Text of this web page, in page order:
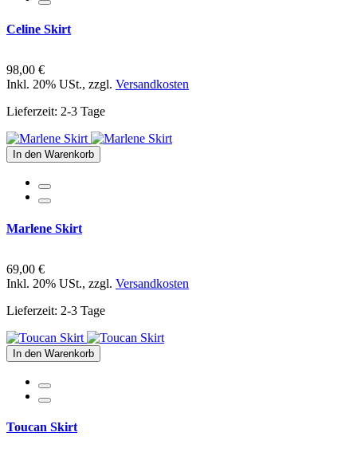
Celine Skirt
98,00 €
Inkl. 20% USt., zzgl. Versandkosten
Lieferzeit: 2-3 Tage
In den Warenkorb
Marlene Skirt
69,00 €
Inkl. 20% USt., zzgl. Versandkosten
Lieferzeit: 2-3 Tage
In den Warenkorb
Toucan Skirt